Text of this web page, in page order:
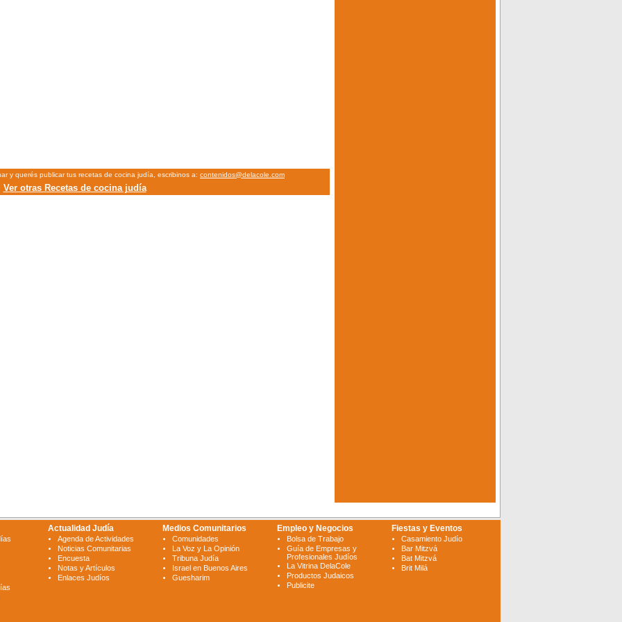
y querés publicar tus recetas de cocina judía, escribinos a: contenidos@delacole.com
Ver otras Recetas de cocina judía
Actualidad Judía
Agenda de Actividades
Noticias Comunitarias
Encuesta
Notas y Artículos
Enlaces Judíos
Medios Comunitarios
Comunidades
La Voz y La Opinión
Tribuna Judía
Israel en Buenos Aires
Guesharim
Empleo y Negocios
Bolsa de Trabajo
Guía de Empresas y
Profesionales Judíos
La Vitrina DelaCole
Productos Judaicos
Publicite
Fiestas y Eventos
Casamiento Judío
Bar Mitzvá
Bat Mitzvá
Brit Milá